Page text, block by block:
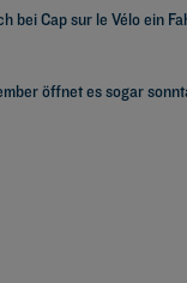
bei Cap sur le Vélo ein
öffnet es sogar